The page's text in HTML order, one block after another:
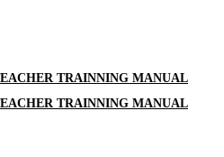
TRAINNING MANUAL
TRAINNING MANUAL